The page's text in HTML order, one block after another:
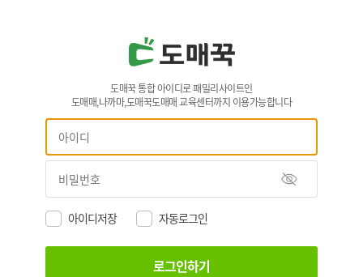
도매꾹 통합 아이디로 패밀리사이트인
도매매,나까마,도매꾹도매매 교육센터까지 이용가능합니다
아이디저장 자동로그인